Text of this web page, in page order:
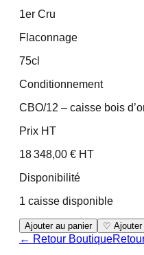
1er Cru
Flaconnage
75cl
Conditionnement
CBO/12 – caisse bois
Prix HT
18 348,00 € HT
Disponibilité
1 caisse disponible
Ajouter au panier ♡ Ajouter
← Retour Boutique